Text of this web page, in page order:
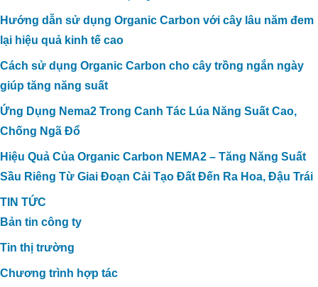
Hướng dẫn sử dụng Organic Carbon với cây lâu năm đem
lại hiệu quả kinh tế cao
Cách sử dụng Organic Carbon cho cây trồng ngắn ngày
giúp tăng năng suất
Ứng Dụng Nema2 Trong Canh Tác Lúa Năng Suất Cao,
Chống Ngã Đổ
Hiệu Quả Của Organic Carbon NEMA2 – Tăng Năng Suất
Sầu Riêng Từ Giai Đoạn Cải Tạo Đất Đến Ra Hoa, Đậu Trái
TIN TỨC
Bản tin công ty
Tin thị trường
Chương trình hợp tác